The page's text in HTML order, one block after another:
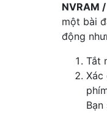
NVRAM
một bài
động
Tắt
Xác